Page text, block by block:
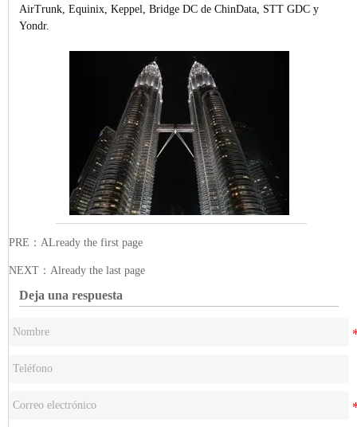
AirTrunk, Equinix, Keppel, Bridge DC de ChinData, STT GDC y
Yondr.
PRE：ALready the first page
NEXT：Already the last page
Deja una respuesta